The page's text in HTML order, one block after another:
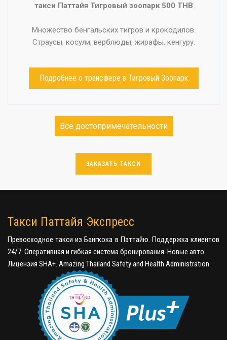
такси Паттайя Тигровый зоопарк 500 THB
Множество бенгальских тигров и крокодилов.
Страусы, косули, верблюды, жирафы, кенгуру.
Подробнее о трансфере в Тигровый Зоопарк
Все достопримечательности
ЗАКАЗАТЬ ТАКСИ
Такси Паттайя Экспресс
Превосходное такси из Бангкока в Паттайю. Поддержка клиентов
24/7. Оперативная и гибкая система бронирования. Новые авто.
Лицензия SHA+. Amazing Thailand Safety and Health Administration.